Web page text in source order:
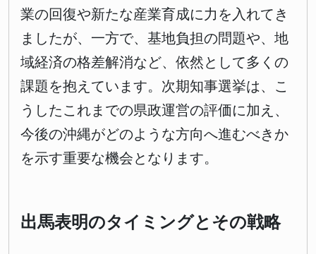
業の回復や新たな産業育成に力を入れてき
ましたが、一方で、基地負担の問題や、地
域経済の格差解消など、依然として多くの
課題を抱えています。次期知事選挙は、こ
うしたこれまでの県政運営の評価に加え、
今後の沖縄がどのような方向へ進むべきか
を示す重要な機会となります。
出馬表明のタイミングとその戦略